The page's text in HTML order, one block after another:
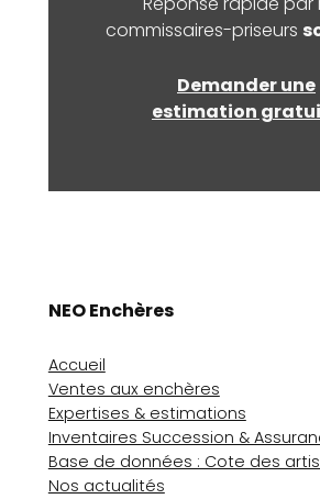
commissaires-priseurs
Demander une
estimation
NEO Enchères
Accueil
Ventes aux enchères
Expertises & estimations
Inventaires Succession &
Base de données : Cote des
Nos actualités